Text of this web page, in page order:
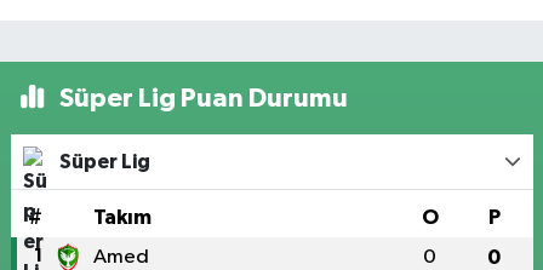
Süper Lig Puan Durumu
Süper Lig
# Takım O P
1 Amed 0 0